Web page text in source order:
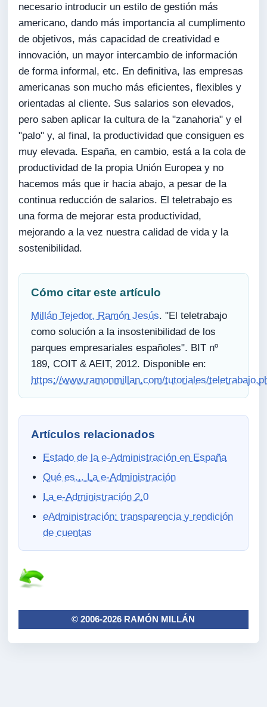
necesario introducir un estilo de gestión más
americano, dando más importancia al cumplimento
de objetivos, más capacidad de creatividad e
innovación, un mayor intercambio de información
de forma informal, etc. En definitiva, las empresas
americanas son mucho más eficientes, flexibles y
orientadas al cliente. Sus salarios son elevados,
pero saben aplicar la cultura de la "zanahoria" y el
"palo" y, al final, la productividad que consiguen es
muy elevada. España, en cambio, está a la cola de
productividad de la propia Unión Europea y no
hacemos más que ir hacia abajo, a pesar de la
continua reducción de salarios. El teletrabajo es
una forma de mejorar esta productividad,
mejorando a la vez nuestra calidad de vida y la
sostenibilidad.
Cómo citar este artículo
Millán Tejedor, Ramón Jesús. "El teletrabajo
como solución a la insostenibilidad de los
parques empresariales españoles". BIT nº
189, COIT & AEIT, 2012. Disponible en:
https://www.ramonmillan.com/tutoriales/
Artículos relacionados
Estado de la e-Administración en España
Qué es... La e-Administración
La e-Administración 2.0
eAdministración: transparencia y rendición
de cuentas
© 2006-2026 RAMÓN MILLÁN